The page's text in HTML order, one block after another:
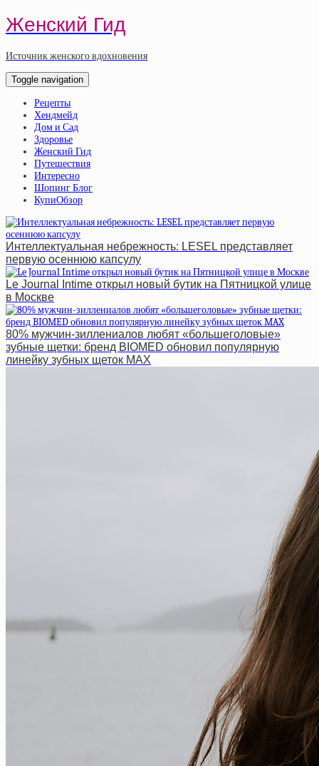
Женский Гид
Источник женского вдохновения
Toggle navigation
Рецепты
Хендмейд
Дом и Сад
Здоровье
Женский Гид
Путешествия
Интересно
Шопинг Блог
КупиОбзор
Интеллектуальная небрежность: LESEL представляет
первую осеннюю капсулу
Le Journal Intime открыл новый бутик на Пятницкой улице
в Москве
80% мужчин-зиллениалов любят «большеголовые»
зубные щетки: бренд BIOMED обновил популярную
линейку зубных щеток MAX